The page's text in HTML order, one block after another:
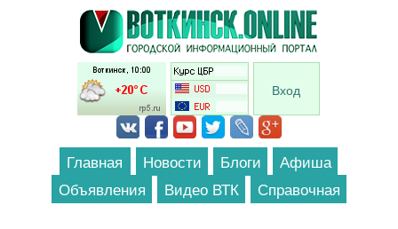
Перейти к основному содержанию
Вход
Главная Новости Блоги
Афиша
Объявления
Видео ВТК Справочная